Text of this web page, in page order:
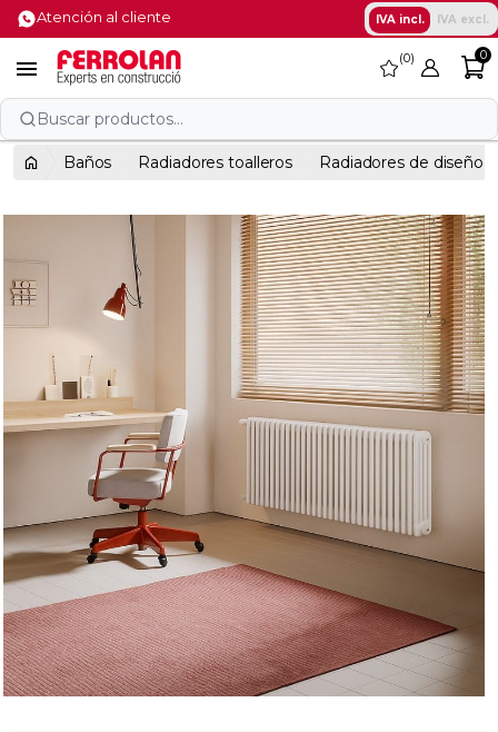
Atención al cliente IVA incl. IVA excl.
 favorite
0 0
Buscar productos...
Baños Radiadores toalleros Radiadores de diseño